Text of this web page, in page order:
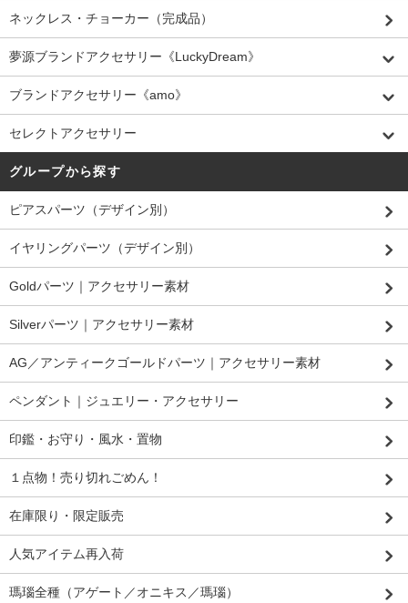
ネックレス・チョーカー（完成品）
夢源ブランドアクセサリー《LuckyDream》
ブランドアクセサリー《amo》
セレクトアクセサリー
グループから探す
ピアスパーツ（デザイン別）
イヤリングパーツ（デザイン別）
Goldパーツ｜アクセサリー素材
Silverパーツ｜アクセサリー素材
AG／アンティークゴールドパーツ｜アクセサリー素材
ペンダント｜ジュエリー・アクセサリー
印鑑・お守り・風水・置物
１点物！売り切れごめん！
在庫限り・限定販売
人気アイテム再入荷
瑪瑙全種（アゲート／オニキス／瑪瑙）